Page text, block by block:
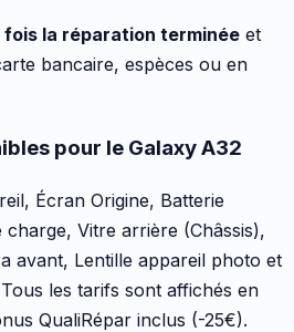
fois la réparation terminée et
bancaire, espèces ou en
pour le Galaxy A32
Écran Origine, Batterie
Vitre arrière (Châssis),
avant, Lentille appareil photo et
les tarifs sont affichés en
QualiRépar inclus (-25€).